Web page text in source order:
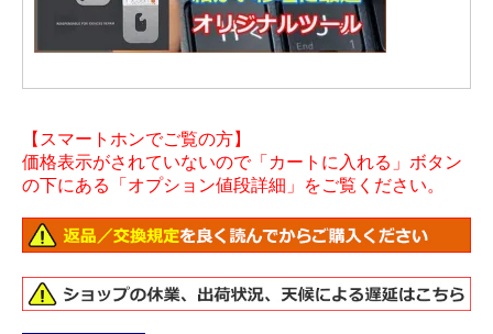
【スマートホンでご覧の方】
価格表示がされていないので「カートに入れる」ボタン
の下にある「オプション値段詳細」をご覧ください。